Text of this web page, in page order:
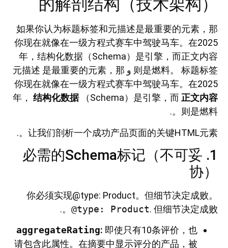
的解剖结构（技术架构）
如果你认为标题标签和元描述是最重要的元素，那
你现在就像在一级方程式赛车中驾驶马车。在2025
年，结构化数据（Schema）是引擎，而正文内容
则是燃料。 标题标签 و 元描述 是最重要的元素，那
你现在就像在一级方程式赛车中驾驶马车。在2025
年， 结构化数据（Schema）是引擎，而 正文内容
则是燃料。.
让我们剖析一个成功产品页面的关键HTML元素。.
1. 必需的Schema标记（不可妥
协）
你必须实现@type: Product。但细节决定成败。
@type: Product. 但细节决定成败。.
aggregateRating: 即使只有10条评价，也
请包含此属性。在摘要中显示评分的产品，被